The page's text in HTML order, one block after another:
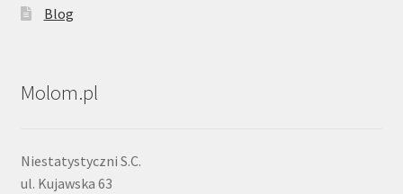
Blog
Molom.pl
Niestatystyczni S.C.
ul. Kujawska 63